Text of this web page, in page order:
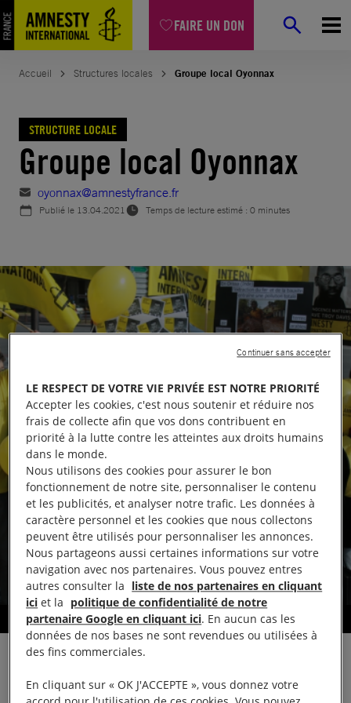
FAIRE UN DON
Aller
au
contenu
Accueil Structures locales Groupe local Oyonnax
STRUCTURE LOCALE
Groupe local Oyonnax
oyonnax@amnestyfrance.fr
Publié le 13.04.2021 Temps de lecture estimé : 0 minutes
Défendre les droits humains
LE RESPECT DE VOTRE VIE PRIVÉE EST NOTRE PRIORITÉ
Accepter les cookies, c'est nous soutenir et réduire nos
frais de collecte afin que vos dons contribuent en
priorité à la lutte contre les atteintes aux droits humains
dans le monde.
Nous utilisons des cookies pour assurer le bon
fonctionnement de notre site, personnaliser le contenu
et les publicités, et analyser notre trafic. Les données à
caractère personnel et les cookies que nous collectons
peuvent être utilisés pour personnaliser les annonces.
Nous partageons aussi certaines informations sur votre
navigation avec nos partenaires. Vous pouvez entres
autres consulter la liste de nos partenaires en cliquant
ici et la politique de confidentialité de notre
partenaire Google en cliquant ici. En aucun cas les
données de nos bases ne sont revendues ou utilisées à
des fins commerciales.
En cliquant sur « OK J'ACCEPTE », vous donnez votre
Continuer sans accepter